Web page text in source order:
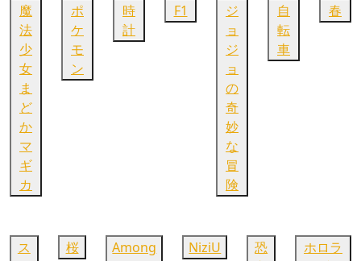
魔
法
少
女
ま
ど
か
マ
ギ
カ
ポ
ケ
モ
ン
時
計
F1
ジ
ョ
ジ
ョ
の
奇
妙
な
冒
険
自
転
車
春
ス
桜
Among
NiziU
恐
ホロラ